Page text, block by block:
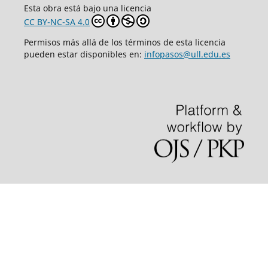
Esta obra está bajo una licencia
CC BY-NC-SA 4.0
Permisos más allá de los términos de esta licencia
pueden estar disponibles en: infopasos@ull.edu.es